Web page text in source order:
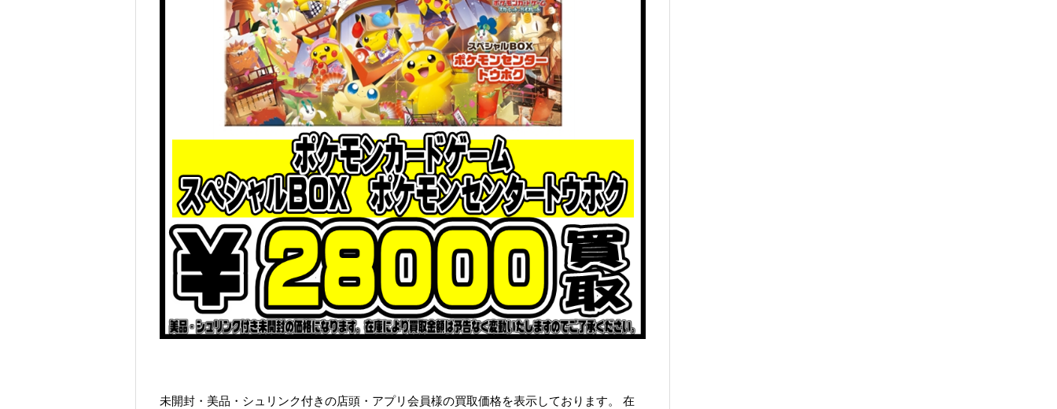
未開封・美品・シュリンク付きの店頭・アプリ会員様の買取価格を表示しております。 在